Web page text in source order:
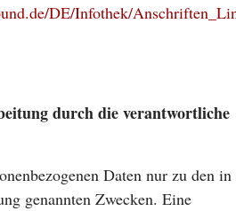
DE/Infothek/
durch die verantwortliche
Daten nur zu den in
genannten Zwecken. Eine